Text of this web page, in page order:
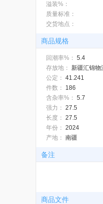
溢装%：
质量标准：
交货地点：
商品规格
回潮率%： 5.4
存放地：
公定： 41.241
件数：
186
含杂率%： 5.7
强力： 27.5
长度： 27.5
年份： 2024
产地： 南疆
备注
商品文件